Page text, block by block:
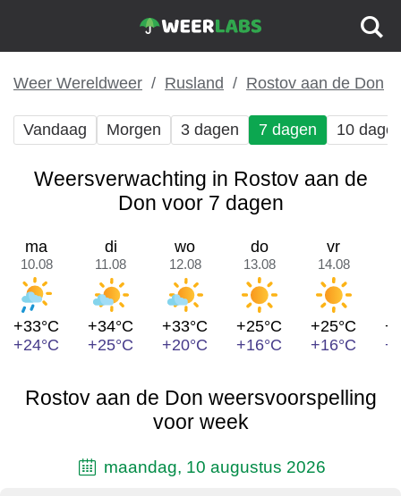
Weer Wereldweer Rusland Rostov aan de Don
Vandaag Morgen 3 dagen 7 dagen 10
Weersverwachting in Rostov aan de
Don voor 7 dagen
ma
10.08
+33°C
+24°C
di
11.08
+34°C
+25°C
wo
12.08
+33°C
+20°C
do
13.08
+25°C
+16°C
vr
14.08
+25°C
+16°C
Rostov aan de Don weersvoorspelling
voor week
maandag, 10 augustus 2026